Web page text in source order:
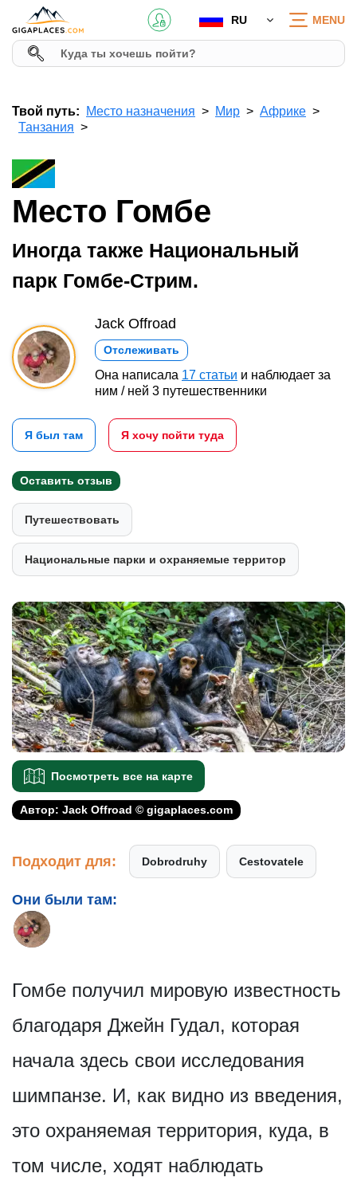
RU MENU
Твой путь: Место назначения Мир
Африке
Танзания
Место Гомбе
Иногда также Национальный
парк Гомбе-Стрим.
Jack Offroad
Отслеживать
Она написала 17 статьи и наблюдает за
ним / ней 3 путешественники
Я был там Я хочу пойти туда
Оставить отзыв
Путешествовать
Национальные парки и охраняемые территор
Посмотреть все на карте
Автор: Jack Offroad © gigaplaces.com
Подходит для: Dobrodruhy Cestovatele
Они были там:
Гомбе получил мировую известность
благодаря Джейн Гудал, которая
начала здесь свои исследования
шимпанзе. И, как видно из введения,
это охраняемая территория, куда, в
том числе, ходят наблюдать